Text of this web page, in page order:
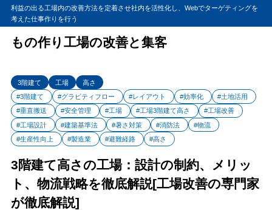
利益の出る工場内の改善方法を定着させ社内を活性化し、Webでターゲティングを
考えた仕事作りを行う
もの作り工場の改善と集客
3階建て 工場
高さ
#3階建て
#グラビティフロー #レイアウト #効率化
#土地活用
#垂直搬送
#安全管理 #工場 #工場3階建て高さ
#工場改善
#工場設計
#建築基準法 #暑さ対策 #消防法
#物流
#生産性向上
#製造業 #避難経路 #高さ
3階建て高さの工場：設計の制約、メリッ
ト、物流戦略を徹底解説[工場改善の専門家
が徹底解説]